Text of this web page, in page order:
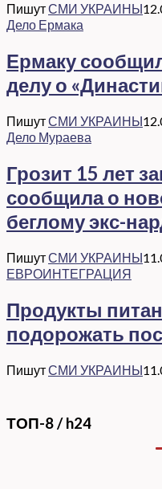
ПишутСМИ УКРАИНЫ
Дело Ермака
Ермаку
делу о
ПишутСМИ УКРАИНЫ
Дело Мураева
Грозит 15 лет
сообщила о
беглому экс-
ПишутСМИ УКРАИНЫ
ЕВРОИНТЕГРАЦИЯ
Продукты
подорожать
ПишутСМИ УКРАИНЫ
ТОП-8 / h24